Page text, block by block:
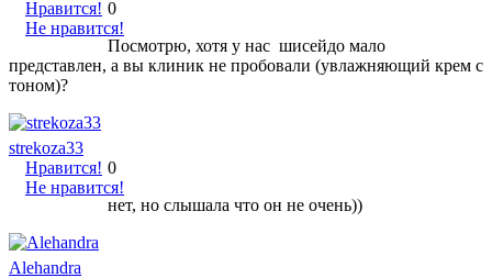
Нравится!
Не нравится!
0
Посмотрю, хотя у нас шисейдо мало
представлен, а вы клиник не пробовали (увлажняющий крем с
тоном)?
strekoza33
Нравится!
Не нравится!
0
нет, но слышала что он не очень))
Alehandra